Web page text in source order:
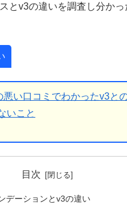
とv3の違いを調査し分かっ
悪い口コミでわかったv3と
いこと
目次
デーションとv3の違い